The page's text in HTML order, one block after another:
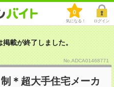
0
気になる！ ログイン
載が終了しました。
No.ADCA01468771
＊超大手住宅メーカ